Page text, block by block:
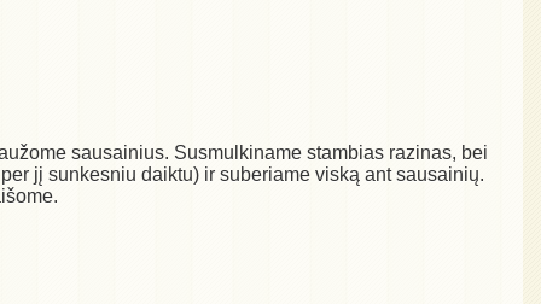
sausainius. Susmulkiname stambias razinas, bei
jį sunkesniu daiktu) ir suberiame viską ant sausainių.